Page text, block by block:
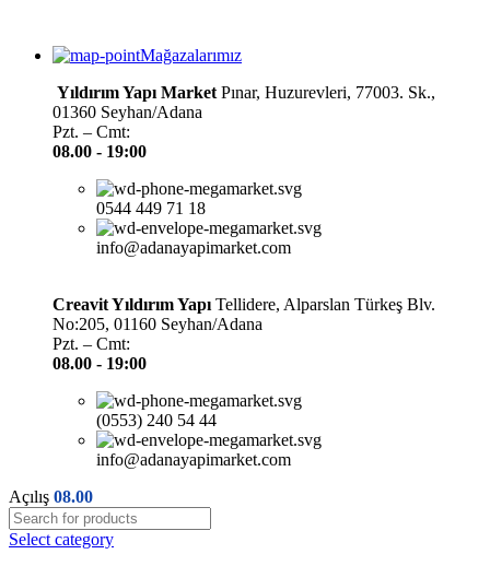
Mağazalarımız
Yıldırım Yapı Market Pınar, Huzurevleri, 77003. Sk.,
01360 Seyhan/Adana
Pzt. – Cmt:
08.00 - 19:00
0544 449 71 18
info@adanayapimarket.com
Creavit Yıldırım Yapı Tellidere, Alparslan Türkeş Blv.
No:205, 01160 Seyhan/Adana
Pzt. – Cmt:
08.00 - 19:00
(0553) 240 54 44
info@adanayapimarket.com
Açılış 08.00
Select category